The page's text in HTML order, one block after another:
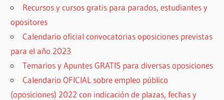
Recursos y cursos gratis para parados, estudiantes y
opositores
Calendario oficial convocatorias oposiciones previstas
para el año 2023
Temarios y Apuntes GRATIS para diversas oposiciones
Calendario OFICIAL sobre empleo público
(oposiciones) 2022 con indicación de plazas, fechas y